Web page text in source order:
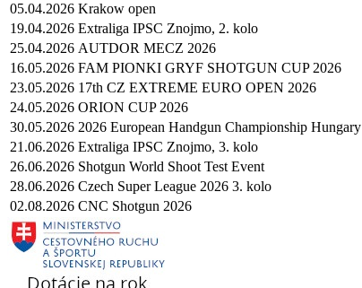
05.04.2026 Krakow open
19.04.2026 Extraliga IPSC Znojmo, 2. kolo
25.04.2026 AUTDOR MECZ 2026
16.05.2026 FAM PIONKI GRYF SHOTGUN CUP 2026
23.05.2026 17th CZ EXTREME EURO OPEN 2026
24.05.2026 ORION CUP 2026
30.05.2026 2026 European Handgun Championship Hungary
21.06.2026 Extraliga IPSC Znojmo, 3. kolo
26.06.2026 Shotgun World Shoot Test Event
28.06.2026 Czech Super League 2026 3. kolo
02.08.2026 CNC Shotgun 2026